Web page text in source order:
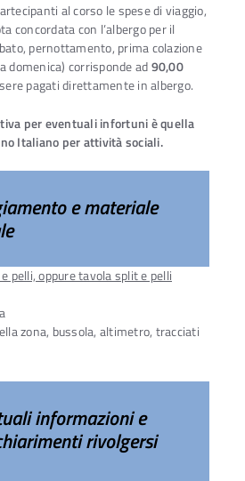
al corso le spese di viaggio,
concordata con l’albergo per il
pernottamento, prima colazione
domenica) corrisponde ad90,00
pagati direttamente in albergo.
per eventuali infortuni è quella
Italiano per attività sociali.
e materiale
pelli, oppure tavola split e pelli
zona, bussola, altimetro, tracciati
informazioni e
rivolgersi